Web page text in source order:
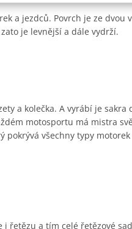
a jezdců. Povrch je ze dvou
je levnější a dále vydrží.
a kolečka. A vyrábí je sakra
motosportu má mistra
pokrývá všechny typy
řetězu a tím celé řetězové